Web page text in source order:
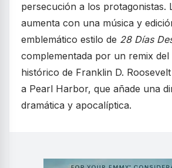
persecución a los protagonistas.
aumenta con una música y
emblemático estilo de 28 Días
complementada por un remix del
histórico de Franklin D.
a Pearl Harbor, que añade una
dramática y apocalíptica.